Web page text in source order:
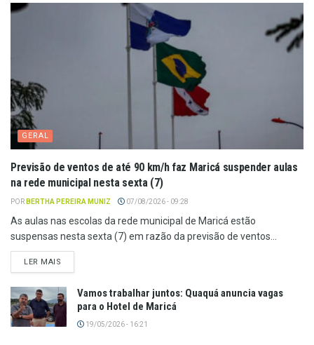
GERAL
Previsão de ventos de até 90 km/h faz Maricá suspender aulas
na rede municipal nesta sexta (7)
POR BERTHA PEREIRA MUNIZ 07/08/2026 - 09:28
As aulas nas escolas da rede municipal de Maricá estão
suspensas nesta sexta (7) em razão da previsão de ventos...
LER MAIS
Vamos trabalhar juntos: Quaquá anuncia vagas
para o Hotel de Maricá
19/05/2026 - 16:21